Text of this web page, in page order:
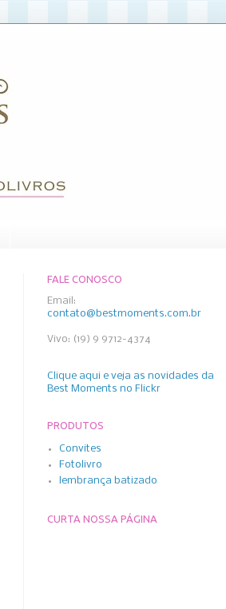
FALE CONOSCO
Email:
contato@bestmoments.com.br
Vivo: (19) 9 9712-4374
Clique aqui e veja as novidades da
Best Moments no Flickr
PRODUTOS
Convites
Fotolivro
lembrança batizado
CURTA NOSSA PÁGINA